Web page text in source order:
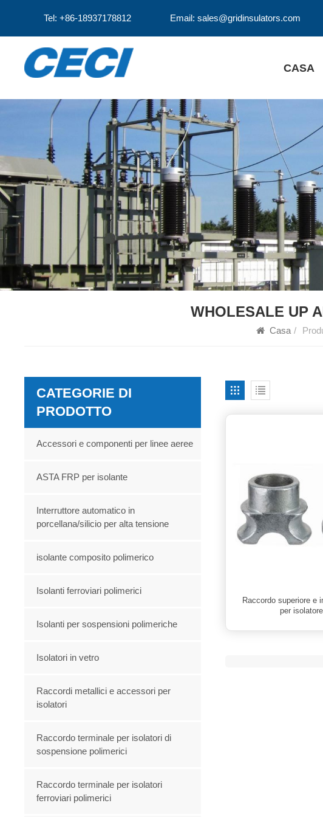
Tel: +86-18937178812 Email: sales@gridinsulators.com
CASA
WHOLESALE UP
Casa /
Raccordo superiore e
per
CATEGORIE DI
PRODOTTO
Accessori e componenti per linee aeree
ASTA FRP per isolante
Interruttore automatico in
porcellana/silicio per alta tensione
isolante composito polimerico
Isolanti ferroviari polimerici
Isolanti per sospensioni polimeriche
Isolatori in vetro
Raccordi metallici e accessori per
isolatori
Raccordo terminale per isolatori di
sospensione polimerici
Raccordo terminale per isolatori
ferroviari polimerici